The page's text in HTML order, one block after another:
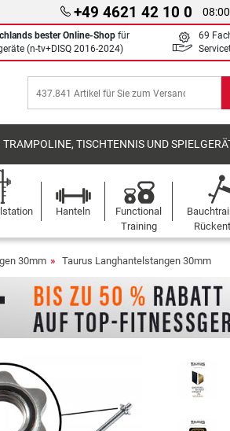
+49 4621 42 10 0
bester Online-Shop für
(n-tv+DISQ 2016-2024)
69
TRAMPOLINE, TISCHTENNIS UND
Hanteln
Functional
Training
30mm Taurus Langhantelstangen 30mm